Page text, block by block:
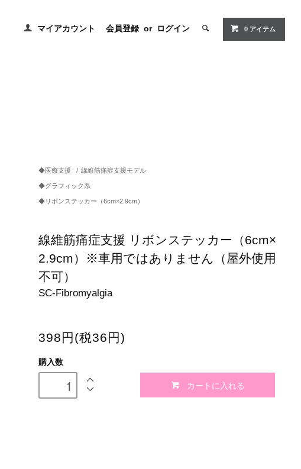
マイアカウント 会員登録 or ログイン 0 アイテム
◆医療支援 / 線維筋痛症支援モデル
◆グラフィック系
◆リボンステッカー（6cm×2.9cm）
線維筋痛症支援 リボンステッカー（6cm×
2.9cm）※車用ではありません（屋外使用
不可）
SC-Fibromyalgia
398円(税36円)
購入数
カートに入れる